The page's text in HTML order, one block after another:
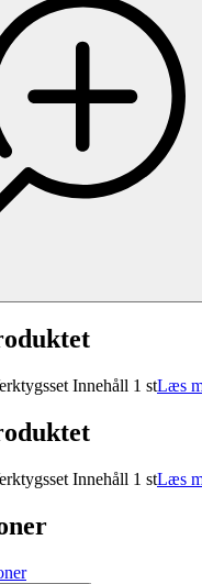
Innehåll 1 stLæs
Innehåll 1 stLæs